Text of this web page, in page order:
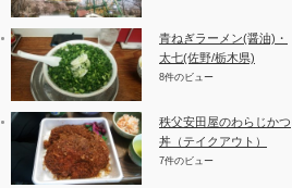
青ねぎラーメン(醤油)・
太七(佐野/栃木県)
8件のビュー
秩父安田屋のわらじかつ
丼（テイクアウト）
7件のビュー